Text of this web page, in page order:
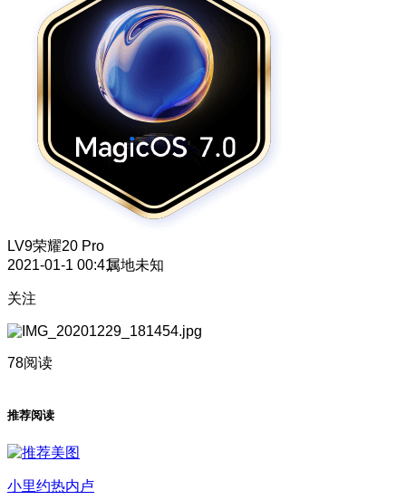
LV9荣耀20 Pro
2021-01-1 00:41属地未知
关注
78阅读
推荐阅读
小里约热内卢